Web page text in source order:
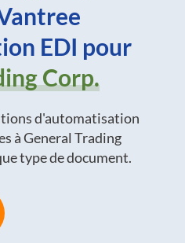
EDI pour
Corp.
d'automatisation
à General Trading
type de document.